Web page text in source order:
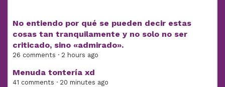
No entiendo por qué se pueden decir estas
cosas tan tranquilamente y no solo no ser
criticado, sino «admirado».
26 comments · 2 hours ago
Menuda tontería xd
41 comments · 20 minutes ago